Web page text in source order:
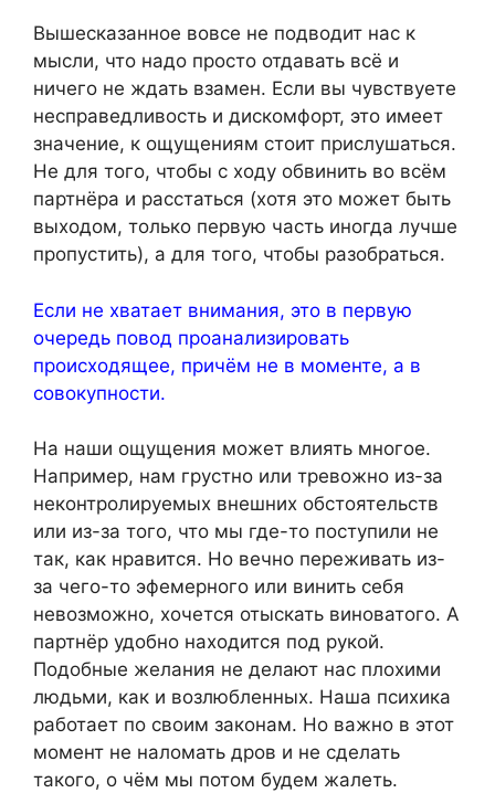
Вышесказанное вовсе не подводит нас к
мысли, что надо просто отдавать всё и
ничего не ждать взамен. Если вы чувствуете
несправедливость и дискомфорт, это имеет
значение, к ощущениям стоит прислушаться.
Не для того, чтобы с ходу обвинить во всём
партнёра и расстаться (хотя это может быть
выходом, только первую часть иногда лучше
пропустить), а для того, чтобы разобраться.
Если не хватает внимания, это в первую
очередь повод проанализировать
происходящее, причём не в моменте, а в
совокупности.
На наши ощущения может влиять многое.
Например, нам грустно или тревожно из-за
неконтролируемых внешних обстоятельств
или из-за того, что мы где-то поступили не
так, как нравится. Но вечно переживать из-
за чего-то эфемерного или винить себя
невозможно, хочется отыскать виноватого. А
партнёр удобно находится под рукой.
Подобные желания не делают нас плохими
людьми, как и возлюбленных. Наша психика
работает по своим законам. Но важно в этот
момент не наломать дров и не сделать
такого, о чём мы потом будем жалеть.